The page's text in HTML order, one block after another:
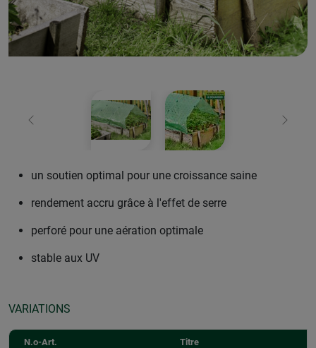
retour
un soutien optimal pour une croissance saine
rendement accru grâce à l'effet de serre
perforé pour une aération optimale
stable aux UV
VARIATIONS
N.o-Art. Titre